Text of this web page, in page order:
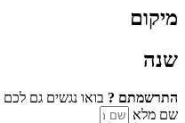
מיקום
שנה
התרשמתם ? בואו נגשים גם
שם מלא